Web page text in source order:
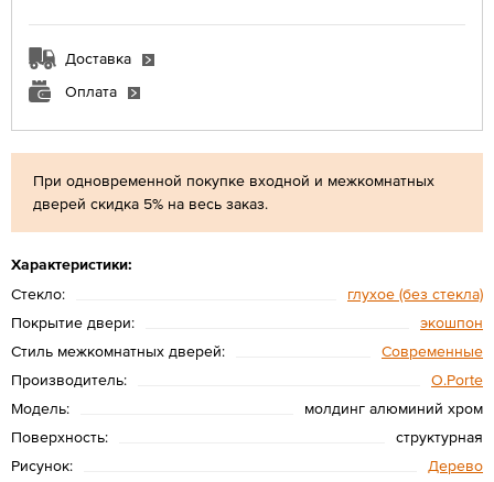
При одновременной покупке входной и межкомнатных
дверей скидка 5% на весь заказ.
Характеристики:
Стекло:
глухое (без стекла)
Покрытие двери:
экошпон
Стиль межкомнатных дверей:
Современные
Производитель:
O.Porte
Модель:
молдинг алюминий хром
Поверхность:
структурная
Рисунок:
Дерево
Доставка
Оплата